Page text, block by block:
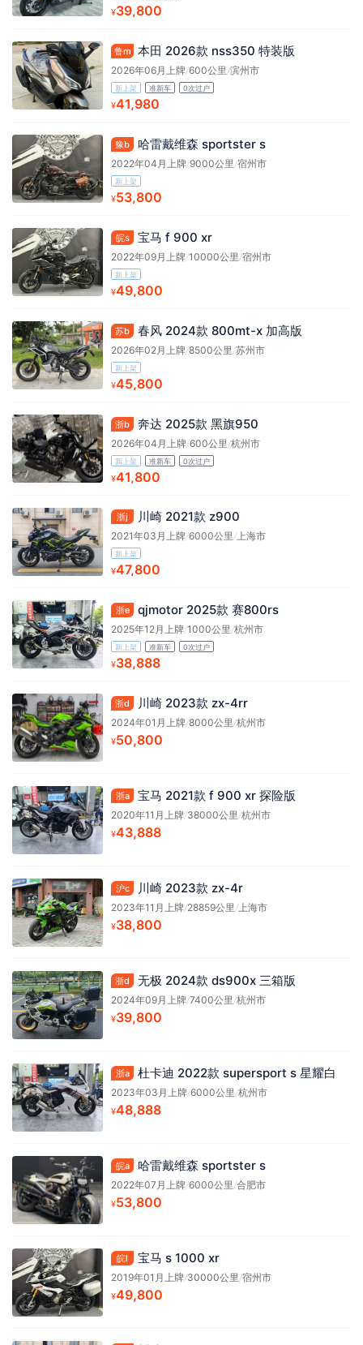
¥39,800
鲁m 本田 2026款 nss350 特装版
2026年06月上牌/600公里 /滨州市
新上架 准新车 0次过户
¥41,980
豫b 哈雷戴维森 sportster s
2022年04月上牌/9000公里 /宿州市
新上架
¥53,800
皖s 宝马 f 900 xr
2022年09月上牌/10000公里 /宿州市
新上架
¥49,800
苏b 春风 2024款 800mt-x 加高版
2026年02月上牌/8500公里 /苏州市
新上架
¥45,800
浙b 奔达 2025款 黑旗950
2026年04月上牌/600公里 /杭州市
新上架 准新车 0次过户
¥41,800
浙j 川崎 2021款 z900
2021年03月上牌/6000公里/上海市
新上架
¥47,800
浙e qjmotor 2025款 赛800rs
2025年12月上牌/1000公里/杭州市
新上架 准新车 0次过户
¥38,888
浙d 川崎 2023款 zx-4rr
2024年01月上牌/8000公里/杭州市
¥50,800
浙a 宝马 2021款 f 900 xr 探险版
2020年11月上牌/38000公里/杭州市
¥43,888
沪c 川崎 2023款 zx-4r
2023年11月上牌/28859公里/上海市
¥38,800
浙d 无极 2024款 ds900x 三箱版
2024年09月上牌/7400公里/杭州市
¥39,800
浙a 杜卡迪 2022款 supersport s 星耀白
2023年03月上牌/6000公里/杭州市
¥48,888
皖a 哈雷戴维森 sportster s
2022年07月上牌/6000公里/合肥市
¥53,800
皖l 宝马 s 1000 xr
2019年01月上牌/30000公里/宿州市
¥49,800